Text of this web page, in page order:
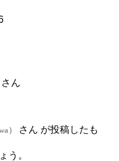
さん
）
さん が投稿したも
う。